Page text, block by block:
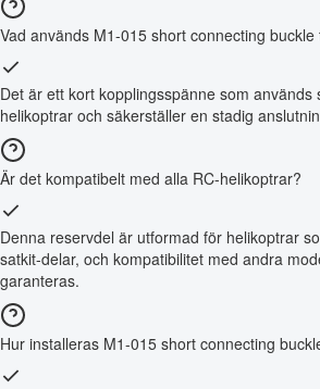
Vad används M1-015 short connecting buckle
Det är ett kort kopplingsspänne som används
helikoptrar och säkerställer en stadig
Är det kompatibelt med alla RC-helikoptrar?
Denna reservdel är utformad för helikoptrar
satkit-delar, och kompatibilitet med andra
garanteras.
Hur installeras M1-015 short connecting